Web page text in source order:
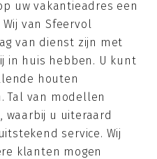
uw vakantieadres een
van Sfeervol
van dienst zijn met
in huis hebben. U kunt
houten
Tal van modellen
waarbij u uiteraard
service. Wij
klanten mogen